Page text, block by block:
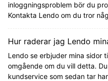
inloggningsproblem bör du
Kontakta Lendo om du tror
Hur raderar jag Lendo
Lendo se erbjuder mina sidor
omgående om du vill detta.
kundservice som sedan tar